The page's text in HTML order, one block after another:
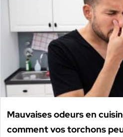
Mauvaises odeurs en
comment vos torchons